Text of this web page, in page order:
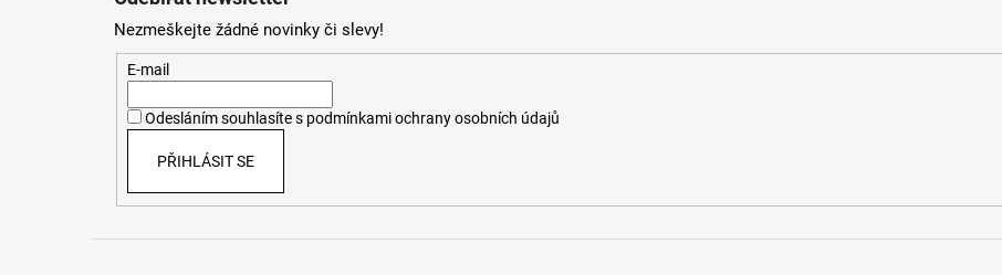
Nezmeškejte žádné novinky či slevy!
E-mail
Odesláním souhlasíte s podmínkami ochrany osobních údajů
PŘIHLÁSIT SE